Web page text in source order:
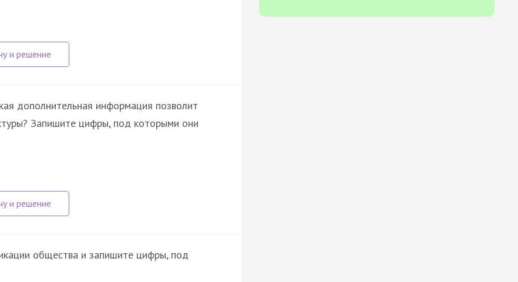
дополнительная информация позволит
Запишите цифры, под которыми они
общества и запишите цифры, под